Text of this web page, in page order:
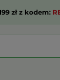
zł z kodem: